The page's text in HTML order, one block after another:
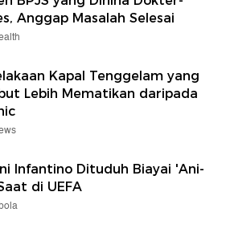
Anggap Masalah Selesai
Kapal Tenggelam yang
Lebih Mematikan daripada
Infantino Dituduh Biayai 'Ani-
di UEFA